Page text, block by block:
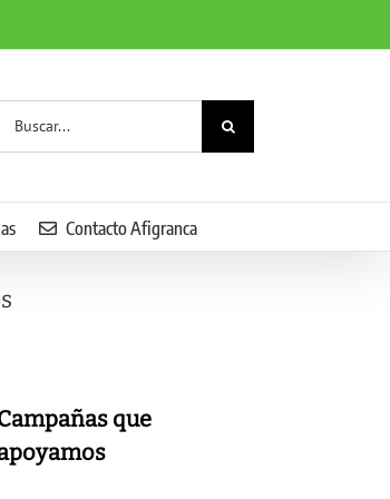
Contacto Afigranca
que